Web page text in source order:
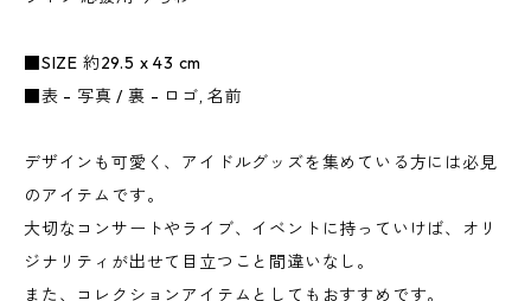
■SIZE 約29.5 x 43 cm
■表 - 写真 / 裏 - ロゴ, 名前
デザインも可愛く、アイドルグッズを集めている方には必見
のアイテムです。
大切なコンサートやライブ、イベントに持っていけば、オリ
ジナリティが出せて目立つこと間違いなし。
また、コレクションアイテムとしてもおすすめです。